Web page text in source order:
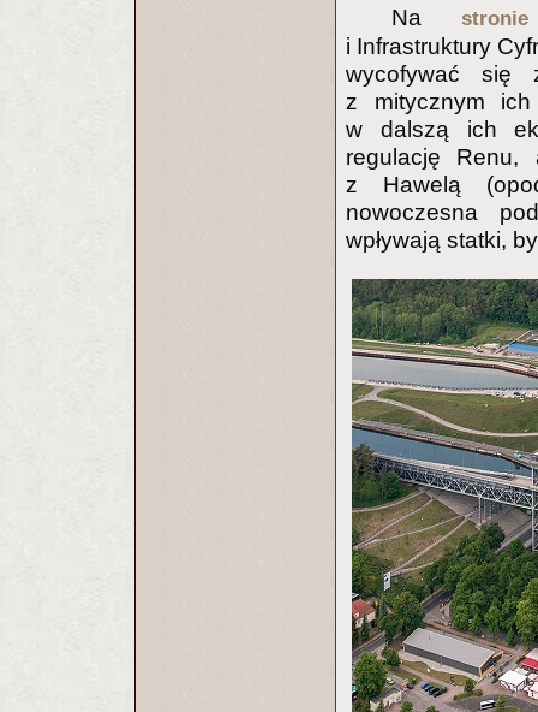
Na stronie
i Infrastruktury
wycofywać się
z mitycznym ich
w dalszą ich
regulację Renu,
z Hawelą
nowoczesna
wpływają statki,